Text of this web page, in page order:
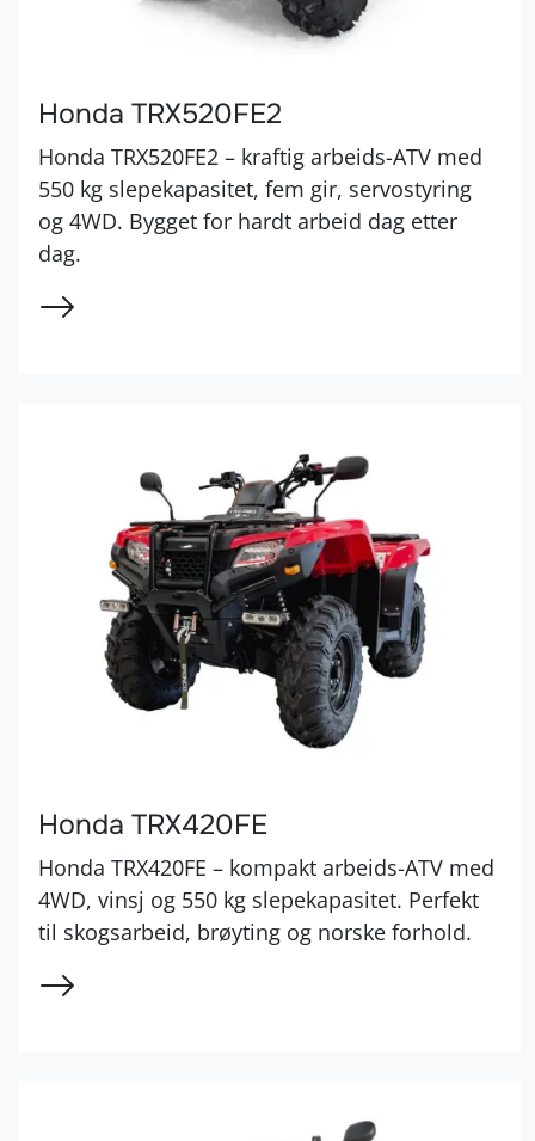
Honda TRX520FE2
Honda TRX520FE2 – kraftig arbeids-ATV med
550 kg slepekapasitet, fem gir, servostyring
og 4WD. Bygget for hardt arbeid dag etter
dag.
Honda TRX420FE
Honda TRX420FE – kompakt arbeids-ATV med
4WD, vinsj og 550 kg slepekapasitet. Perfekt
til skogsarbeid, brøyting og norske forhold.